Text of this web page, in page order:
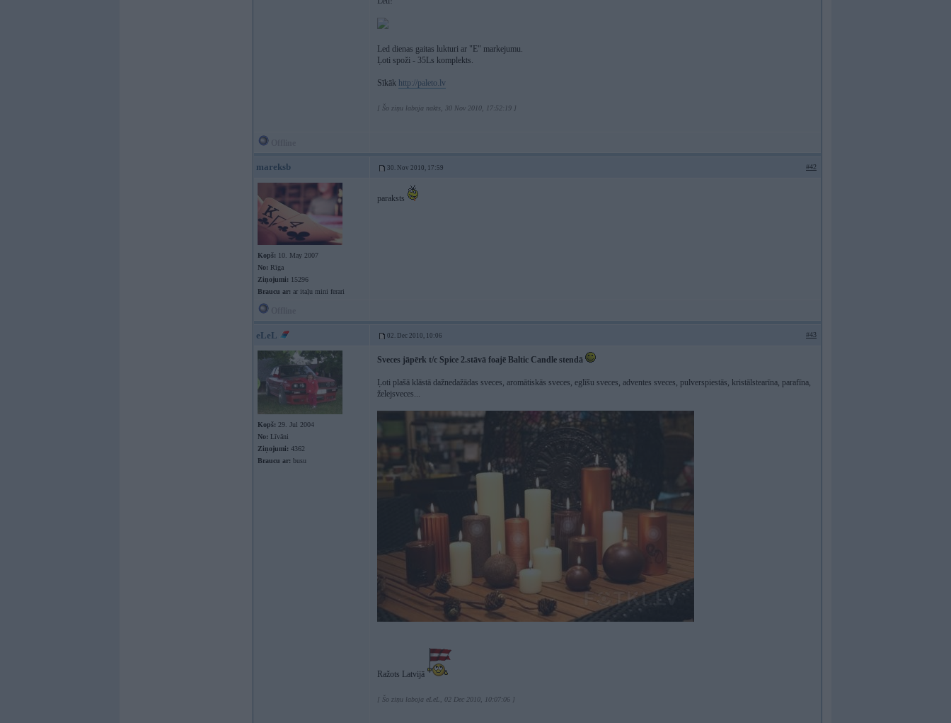
Led dienas gaitas lukturi ar "E" markejumu.
Ļoti spoži - 35Ls komplekts.
Sīkāk http://paleto.lv
[ Šo ziņu laboja nakts, 30 Nov 2010, 17:52:19 ]
mareksb 30. Nov 2010, 17:59 #42
Kopš: 10. May 2007
No: Rīga
Ziņojumi: 15296
Braucu ar: ar itaļu mini ferari
paraksts
eLeL 02. Dec 2010, 10:06 #43
Kopš: 29. Jul 2004
No: Līvāni
Ziņojumi: 4362
Braucu ar: busu
Sveces jāpērk t/c Spice 2.stāvā foajē Baltic Candle stendā
Ļoti plašā klāstā dažnedažādas sveces, aromātiskās sveces, eglīšu sveces, adventes sveces, pulverspiestās, kristālstearīna, parafīna,
želejsveces...
Ražots Latvijā
[ Šo ziņu laboja eLeL, 02 Dec 2010, 10:07:06 ]